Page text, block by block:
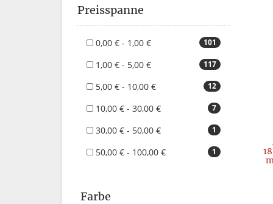
Preisspanne
101
0,00 € - 1,00 €
117
1,00 € - 5,00 €
12
5,00 € - 10,00 €
7
10,00 € - 30,00 €
1
30,00 € - 50,00 €
1
50,00 € - 100,00 €
Farbe